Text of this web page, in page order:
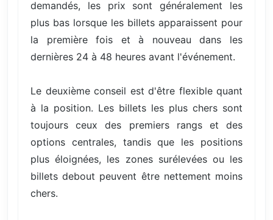
demandés, les prix sont généralement les
plus bas lorsque les billets apparaissent pour
la première fois et à nouveau dans les
dernières 24 à 48 heures avant l'événement.
Le deuxième conseil est d'être flexible quant
à la position. Les billets les plus chers sont
toujours ceux des premiers rangs et des
options centrales, tandis que les positions
plus éloignées, les zones surélevées ou les
billets debout peuvent être nettement moins
chers.